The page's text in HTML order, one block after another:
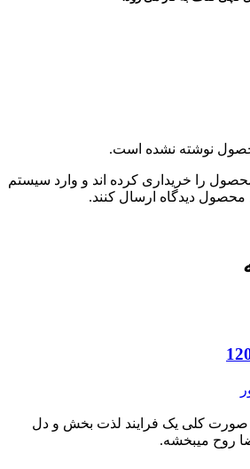
نوشته نشده است.
را خریداری کرده اند و وارد سیستم
محصول دیدگاه ارسال کنند.
صورت کلی یک فرایند لذت بخش و دل
روح میبخشه.